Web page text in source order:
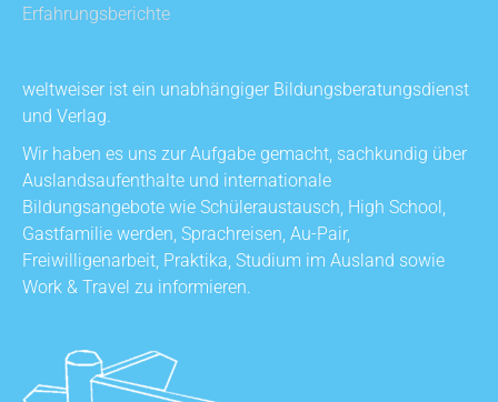
Erfahrungsberichte
weltweiser ist ein unabhängiger Bildungsberatungsdienst
und Verlag.
Wir haben es uns zur Aufgabe gemacht, sachkundig über
Auslandsaufenthalte und internationale
Bildungsangebote wie Schüleraustausch, High School,
Gastfamilie werden, Sprachreisen, Au-Pair,
Freiwilligenarbeit, Praktika, Studium im Ausland sowie
Work & Travel zu informieren.